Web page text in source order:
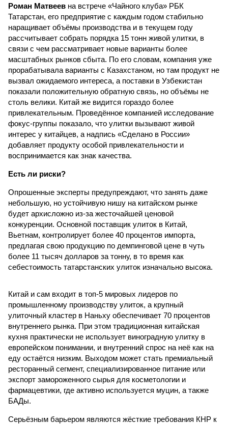
Роман Матвеев на встрече «Чайного клуба» РБК
Татарстан, его предприятие с каждым годом стабильно
наращивает объёмы производства и в текущем году
рассчитывает собрать порядка 15 тонн живой улитки, в
связи с чем рассматривает новые варианты более
масштабных рынков сбыта. По его словам, компания уже
прорабатывала варианты с Казахстаном, но там продукт не
вызвал ожидаемого интереса, а поставки в Узбекистан
показали положительную обратную связь, но объёмы не
столь велики. Китай же видится гораздо более
привлекательным. Проведённое компанией исследование
фокус-группы показало, что улитки вызывают живой
интерес у китайцев, а надпись «Сделано в России»
добавляет продукту особой привлекательности и
воспринимается как знак качества.
Есть ли риски?
Опрошенные эксперты предупреждают, что занять даже
небольшую, но устойчивую нишу на китайском рынке
будет архисложно из-за жесточайшей ценовой
конкуренции. Основной поставщик улиток в Китай,
Вьетнам, контролирует более 40 процентов импорта,
предлагая свою продукцию по демпинговой цене в чуть
более 11 тысяч долларов за тонну, в то время как
себестоимость татарстанских улиток изначально высока.
Китай и сам входит в топ-5 мировых лидеров по
промышленному производству улиток, а крупный
улиточный кластер в Наньху обеспечивает 70 процентов
внутреннего рынка. При этом традиционная китайская
кухня практически не использует виноградную улитку в
европейском понимании, и внутренний спрос на неё как на
еду остаётся низким. Выходом может стать премиальный
ресторанный сегмент, специализированное питание или
экспорт замороженного сырья для косметологии и
фармацевтики, где активно используется муцин, а также
БАДы.
Серьёзным барьером являются жёсткие требования КНР к